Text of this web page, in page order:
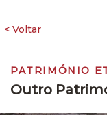
PATRIMÓNIO
Outro